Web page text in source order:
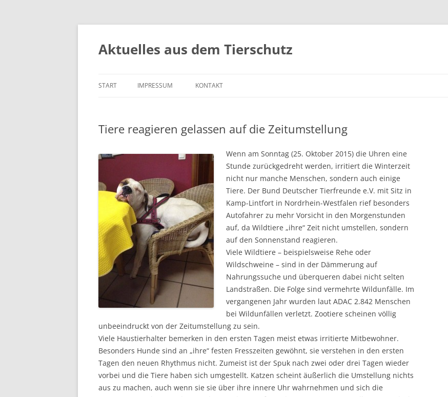
Aktuelles aus dem Tierschutz
START IMPRESSUM KONTAKT
Tiere reagieren gelassen auf die Zeitumstellung
Wenn am Sonntag (25. Oktober 2015) die Uhren eine
Stunde zurückgedreht werden, irritiert die Winterzeit
nicht nur manche Menschen, sondern auch einige
Tiere. Der Bund Deutscher Tierfreunde e.V. mit Sitz in
Kamp-Lintfort in Nordrhein-Westfalen rief besonders
Autofahrer zu mehr Vorsicht in den Morgenstunden
auf, da Wildtiere „ihre“ Zeit nicht umstellen, sondern
auf den Sonnenstand reagieren.
Viele Wildtiere – beispielsweise Rehe oder
Wildschweine – sind in der Dämmerung auf
Nahrungssuche und überqueren dabei nicht selten
Landstraßen. Die Folge sind vermehrte Wildunfälle. Im
vergangenen Jahr wurden laut ADAC 2.842 Menschen
bei Wildunfällen verletzt. Zootiere scheinen völlig
unbeeindruckt von der Zeitumstellung zu sein.
Viele Haustierhalter bemerken in den ersten Tagen meist etwas irritierte Mitbewohner.
Besonders Hunde sind an „ihre“ festen Fresszeiten gewöhnt, sie verstehen in den ersten
Tagen den neuen Rhythmus nicht. Zumeist ist der Spuk nach zwei oder drei Tagen wieder
vorbei und die Tiere haben sich umgestellt. Katzen scheint äußerlich die Umstellung nichts
aus zu machen, auch wenn sie sie über ihre innere Uhr wahrnehmen und sich die